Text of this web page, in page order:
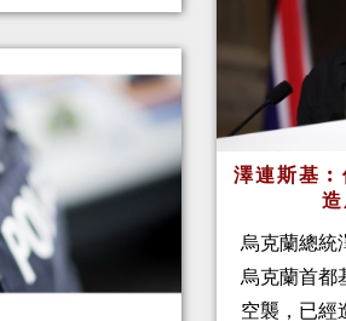
澤連斯基
烏克蘭總統
烏克蘭首都
空襲，已經